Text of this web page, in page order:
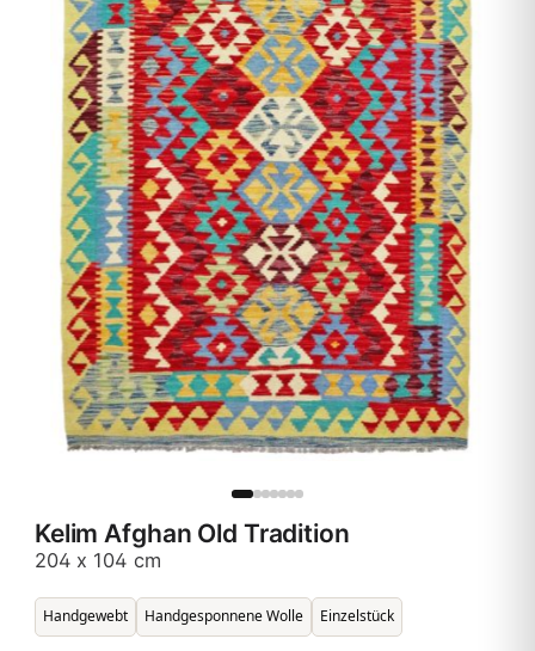
Kelim Afghan Old Tradition
204 x 104 cm
Handgewebt Handgesponnene Wolle Einzelstück